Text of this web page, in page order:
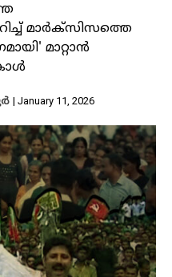
മാർക്സിസത്തെ
മാറ്റാൻ
| January 11, 2026